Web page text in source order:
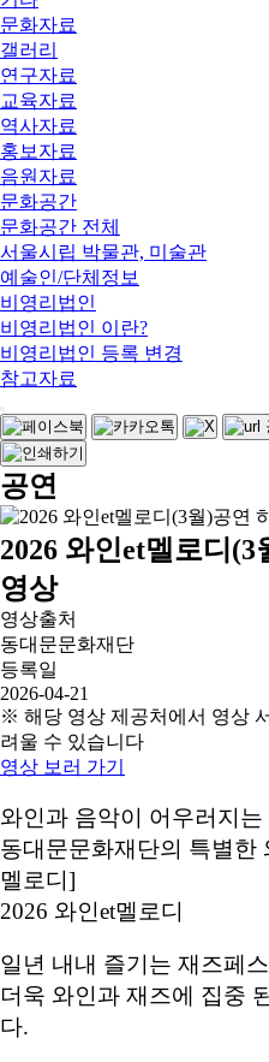
문화자료
갤러리
연구자료
교육자료
역사자료
홍보자료
음원자료
문화공간
문화공간 전체
서울시립 박물관, 미술관
예술인/단체정보
비영리법인
비영리법인 이란?
비영리법인 등록 변경
참고자료
공연
2026 와인et멜로디
영상
영상출처
동대문문화재단
등록일
2026-04-21
※ 해당 영상 제공처에서 영상
려울 수 있습니다
영상 보러 가기
와인과 음악이 어우러지
동대문문화재단의 특별한
멜로디]
2026 와인et멜로디
일년 내내 즐기는 재즈페
더욱 와인과 재즈에 집중
다.